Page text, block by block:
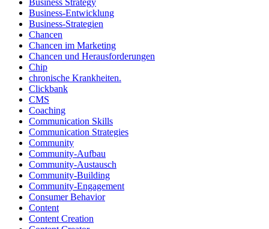
Business Strategy
Business-Entwicklung
Business-Strategien
Chancen
Chancen im Marketing
Chancen und Herausforderungen
Chip
chronische Krankheiten.
Clickbank
CMS
Coaching
Communication Skills
Communication Strategies
Community
Community-Aufbau
Community-Austausch
Community-Building
Community-Engagement
Consumer Behavior
Content
Content Creation